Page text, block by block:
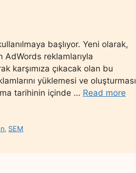
başlıyor. Yeni olarak,
reklamlarıyla
karşımıza çıkacak olan bu
yüklemesi ve oluşturması
tarihinin içinde … Read more
, SEM